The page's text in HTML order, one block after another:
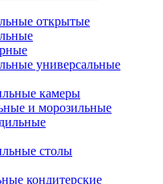
открытые
универсальные
камеры
и морозильные
столы
кондитерские